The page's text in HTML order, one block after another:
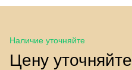
Наличие уточняйте
Цену уточняйте